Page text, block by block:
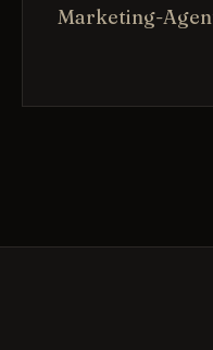
Marketing-